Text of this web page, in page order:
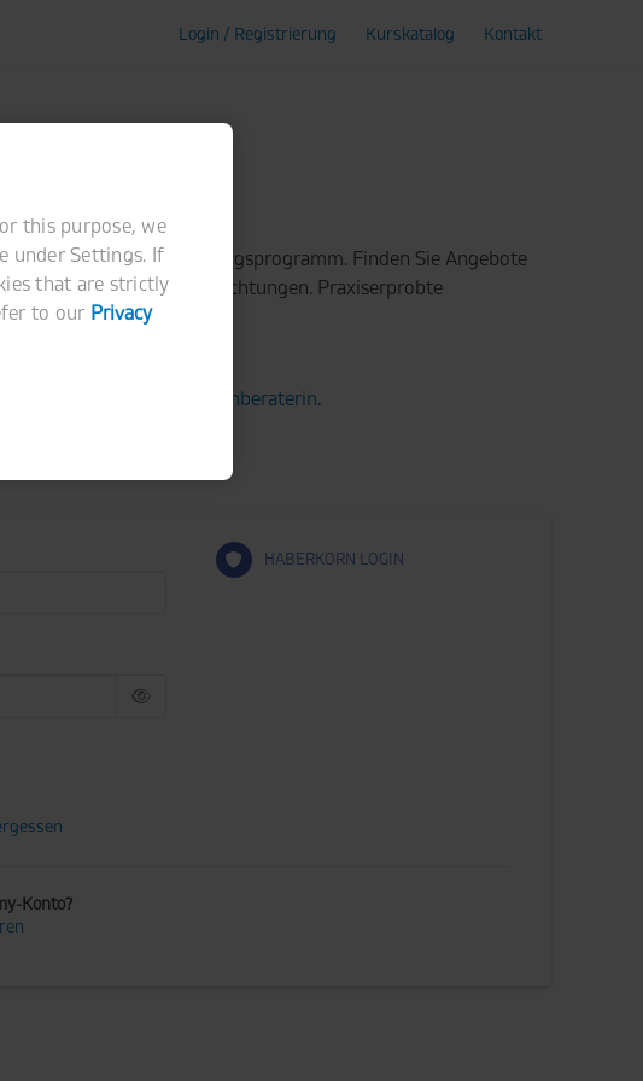
Login / Registrierung Kurskatalog Kontakt
vielschichtigen Schulungsprogramm. Finden Sie Angebote
und Betriebseinrichtungen. Praxiserprobte
Ihrer Haberkorn-Kundenberaterin.
HABERKORN LOGIN
Konto?
this purpose, we
under Settings. If
that are strictly
to our Privacy